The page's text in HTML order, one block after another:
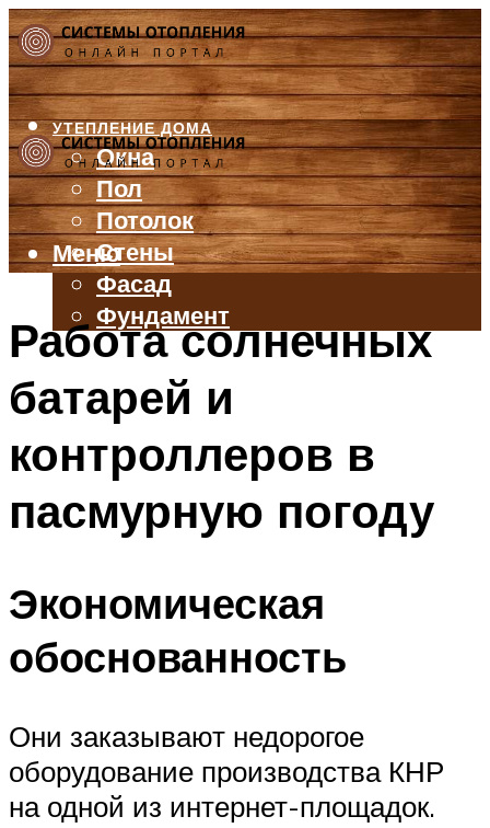
УТЕПЛЕНИЕ ДОМА
Окна
Пол
Потолок
Стены
Фасад
Фундамент
БАЛКОН И ЛОДЖИЯ
ВЕНТИЛЯЦИЯ
ТРУБЫ
Меню
Меню
Работа солнечных
батарей и
контроллеров в
пасмурную погоду
Экономическая
обоснованность
Они заказывают недорогое
оборудование производства КНР
на одной из интернет-площадок.